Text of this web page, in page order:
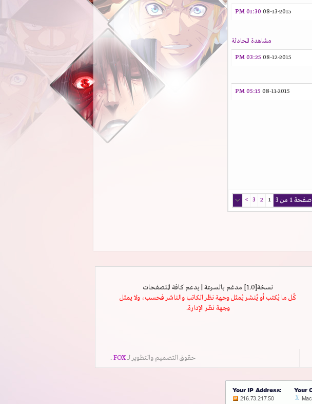
08-13-2015
01:30 PM
مشاهدة المحادثة
08-12-2015
03:25 PM
08-11-2015
05:15 PM
صفحة 1 من 3 1
2
3
>
نسخة[1.0] مدعَم بالسرعة | يدعم كافة المتصفحات
كُل ما يُكتب أو يُنشر يُمثل وجهة نظر الكاتب والناشر فحسب، ولا يمثل
وجهة نظر الإدارة.
حقوق التصميم والتطوير لــFOX
.